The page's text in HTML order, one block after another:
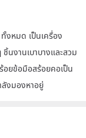
งหมด เป็นเครื่อง
นงานเบาบางและสวม
อยข้อมือสร้อยคอเป็น
งมองหาอยู่